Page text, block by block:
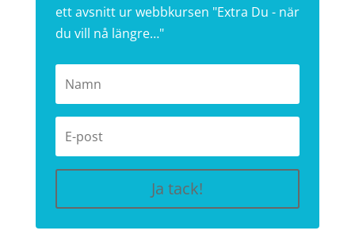
ett avsnitt ur webbkursen "Extra Du - när
du vill nå längre…"
Ja tack!